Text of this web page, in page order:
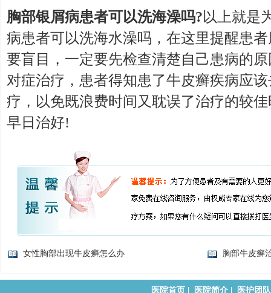
胸部银屑病患者可以洗海澡吗?以上就是
病患者可以洗海水澡吗，在这里提醒患
要盲目，一定要先检查清楚自己患病的
对症治疗，患者得知患了牛皮癣疾病应
疗，以免既浪费时间又耽误了治疗的较
早日治好!
女性胸部出现牛皮癣怎么办 胸部牛皮癣
医院首页 医院简介 医护团队